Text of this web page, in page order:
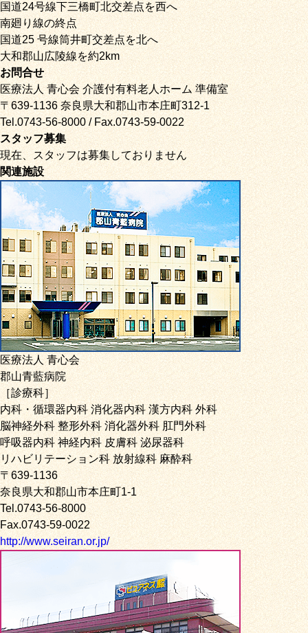
国道24号線下三橋町北交差点を西へ
南廻り線の終点
国道25 号線筒井町交差点を北へ
大和郡山広陵線を約2km
お問合せ
医療法人 青心会 介護付有料老人ホーム 準備室
〒639-1136 奈良県大和郡山市本庄町312-1
Tel.0743-56-8000 / Fax.0743-59-0022
スタッフ募集
現在、スタッフは募集しておりません
関連施設
医療法人 青心会
郡山青藍病院
［診療科］
内科・循環器内科 消化器内科 漢方内科 外科
脳神経外科 整形外科 消化器外科 肛門外科
呼吸器内科 神経内科 皮膚科 泌尿器科
リハビリテーション科 放射線科 麻酔科
〒639-1136
奈良県大和郡山市本庄町1-1
Tel.0743-56-8000
Fax.0743-59-0022
http://www.seiran.or.jp/